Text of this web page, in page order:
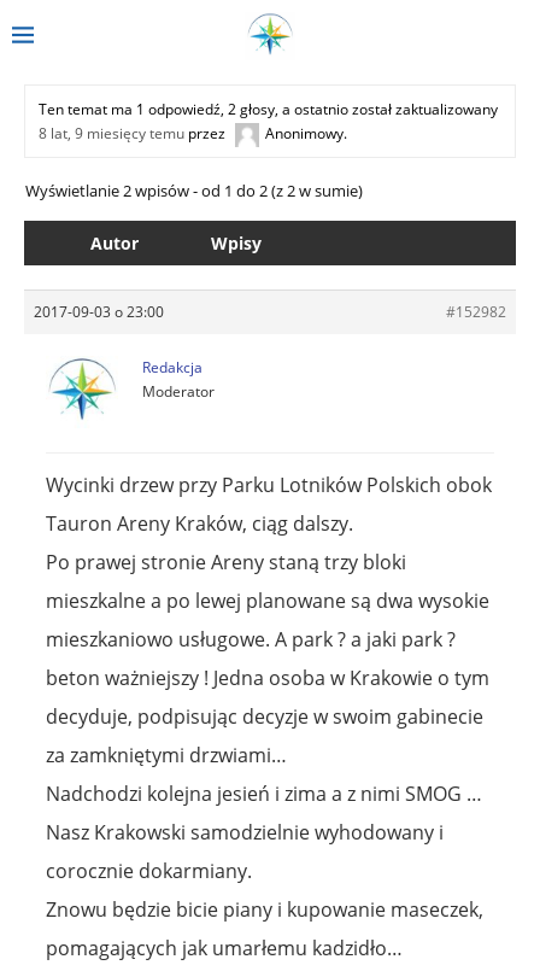
Ten temat ma 1 odpowiedź, 2 głosy, a ostatnio został zaktualizowany
8 lat, 9 miesięcy temu przez Anonimowy.
Wyświetlanie 2 wpisów - od 1 do 2 (z 2 w sumie)
Autor Wpisy
2017-09-03 o 23:00 #152982
Redakcja
Moderator
Wycinki drzew przy Parku Lotników Polskich obok
Tauron Areny Kraków, ciąg dalszy.
Po prawej stronie Areny staną trzy bloki
mieszkalne a po lewej planowane są dwa wysokie
mieszkaniowo usługowe. A park ? a jaki park ?
beton ważniejszy ! Jedna osoba w Krakowie o tym
decyduje, podpisując decyzje w swoim gabinecie
za zamkniętymi drzwiami…
Nadchodzi kolejna jesień i zima a z nimi SMOG …
Nasz Krakowski samodzielnie wyhodowany i
corocznie dokarmiany.
Znowu będzie bicie piany i kupowanie maseczek,
pomagających jak umarłemu kadzidło…